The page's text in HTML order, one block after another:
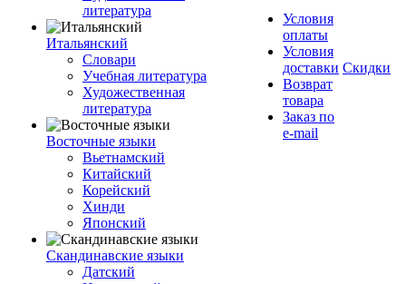
литература
Итальянский
Словари
Учебная литература
Художественная
литература
Восточные языки
Вьетнамский
Китайский
Корейский
Хинди
Японский
Скандинавские языки
Датский
Условия
оплаты
Условия
доставки
Возврат
товара
Заказ по
e-mail
Скидки